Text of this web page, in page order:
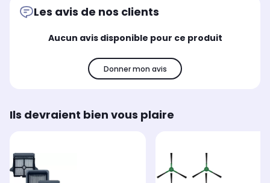
Les avis de nos clients
Aucun avis disponible pour ce produit
Donner mon avis
Ils devraient bien vous plaire